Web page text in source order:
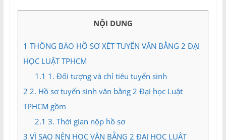
Nam
NỘI DUNG
1 THÔNG BÁO HỒ SƠ XÉT TUYỂN VĂN BẰNG 2 ĐẠI
HỌC LUẬT TPHCM
1.1 1. Đối tượng và chỉ tiêu tuyển sinh
2 2. Hồ sơ tuyển sinh văn bằng 2 Đại học Luật
TPHCM gồm
2.1 3. Thời gian nộp hồ sơ
3 VÌ SAO NÊN HỌC VĂN BẰNG 2 ĐẠI HỌC LUẬT